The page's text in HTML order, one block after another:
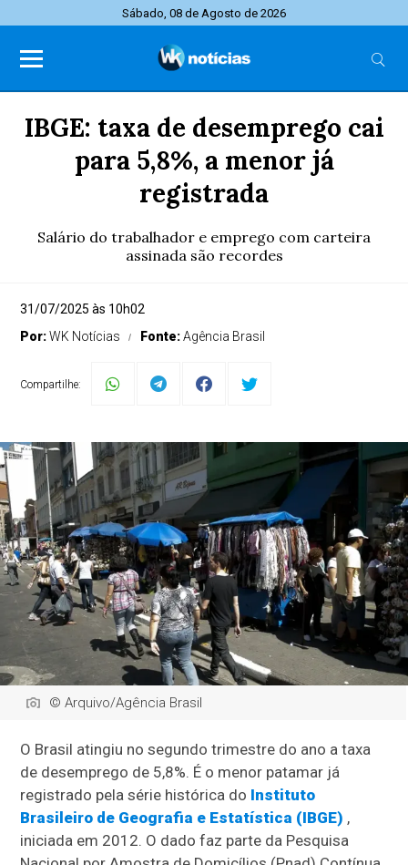
Sábado, 08 de Agosto de 2026
IBGE: taxa de desemprego cai
para 5,8%, a menor já
registrada
Salário do trabalhador e emprego com carteira
assinada são recordes
31/07/2025 às 10h02
Por:WK Notícias Fonte:Agência Brasil
Compartilhe:
© Arquivo/Agência Brasil
O Brasil atingiu no segundo trimestre do ano a taxa
de desemprego de 5,8%. É o menor patamar já
registrado pela série histórica do Instituto
Brasileiro de Geografia e Estatística (IBGE) ,
iniciada em 2012. O dado faz parte da Pesquisa